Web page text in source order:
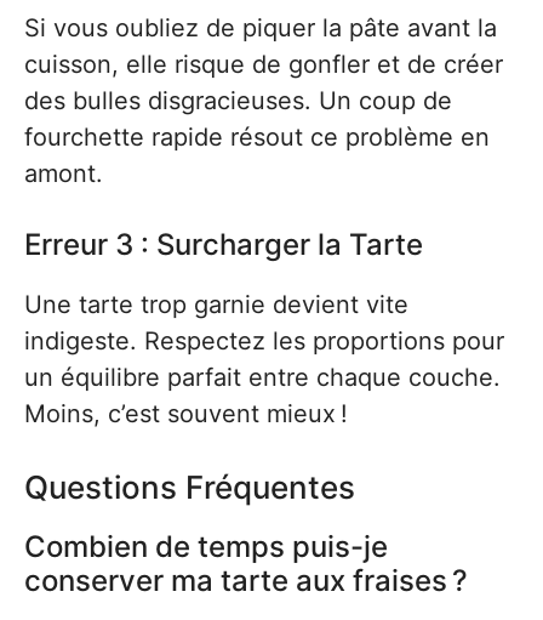
Si vous oubliez de piquer la pâte avant la
cuisson, elle risque de gonfler et de créer
des bulles disgracieuses. Un coup de
fourchette rapide résout ce problème en
amont.
Erreur 3 : Surcharger la Tarte
Une tarte trop garnie devient vite
indigeste. Respectez les proportions pour
un équilibre parfait entre chaque couche.
Moins, c’est souvent mieux !
Questions Fréquentes
Combien de temps puis-je
conserver ma tarte aux fraises ?